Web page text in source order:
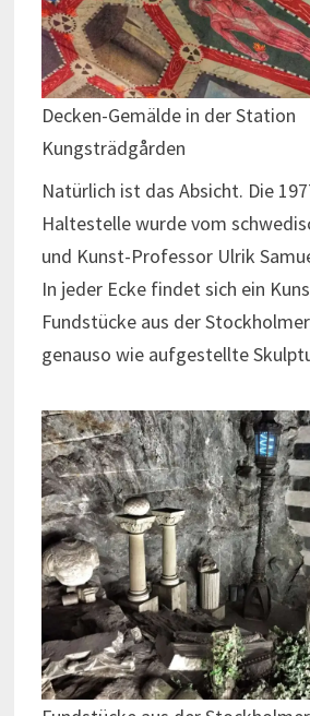
Decken-Gemälde in der Station
Kungsträdgården
Natürlich ist das Absicht. Die
Haltestelle wurde vom
und Kunst-Professor Ulrik
In jeder Ecke findet sich ein
Fundstücke aus der
genauso wie aufgestellte